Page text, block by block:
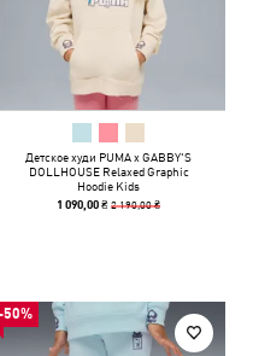
Детское худи PUMA x GABBY'S
DOLLHOUSE Relaxed Graphic
Hoodie Kids
1 090,00 ₴2 190,00 ₴
50%